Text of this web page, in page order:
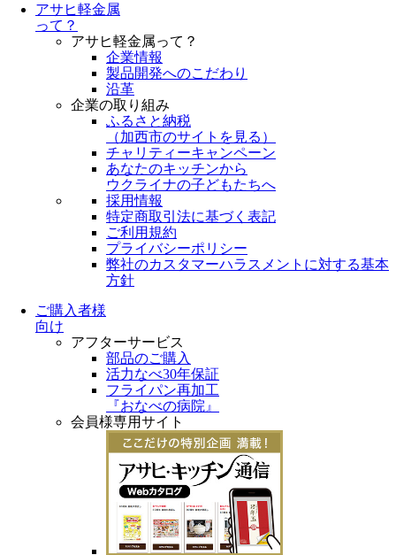
アサヒ軽金属
って？
アサヒ軽金属って？
企業情報
製品開発へのこだわり
沿革
企業の取り組み
ふるさと納税
（加西市のサイトを見る ）
チャリティーキャンペーン
あなたのキッチンから
ウクライナの子どもたちへ
採用情報
特定商取引法に基づく表記
ご利用規約
プライバシーポリシー
弊社のカスタマーハラスメントに対する基本
方針
ご購入者様
向け
アフターサービス
部品のご購入
活力なべ30年保証
フライパン再加工
『おなべの病院』
会員様専用サイト